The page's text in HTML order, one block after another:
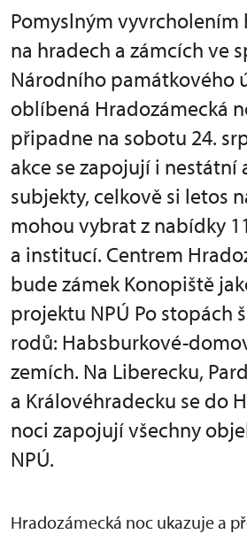
Pomyslným vyvrcholením
na hradech a zámcích ve
Národního památkového
oblíbená Hradozámecká
připadne na sobotu 24.
akce se zapojují i nestátní
subjekty, celkově si letos
mohou vybrat z nabídky
a institucí. Centrem
bude zámek Konopiště
projektu NPÚ Po stopách
rodů: Habsburkové-
zemích. Na Liberecku,
a Královéhradecku se do
noci zapojují všechny
NPÚ.
Hradozámecká noc ukazuje a